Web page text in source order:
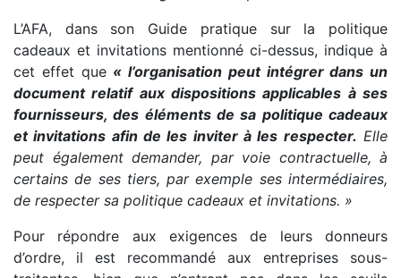
L’AFA, dans son Guide pratique sur la politique
cadeaux et invitations mentionné ci-dessus, indique à
cet effet que « l’organisation peut intégrer dans un
document relatif aux dispositions applicables à ses
fournisseurs, des éléments de sa politique cadeaux
et invitations afin de les inviter à les respecter. Elle
peut également demander, par voie contractuelle, à
certains de ses tiers, par exemple ses intermédiaires,
de respecter sa politique cadeaux et invitations. »
Pour répondre aux exigences de leurs donneurs
d’ordre, il est recommandé aux entreprises sous-